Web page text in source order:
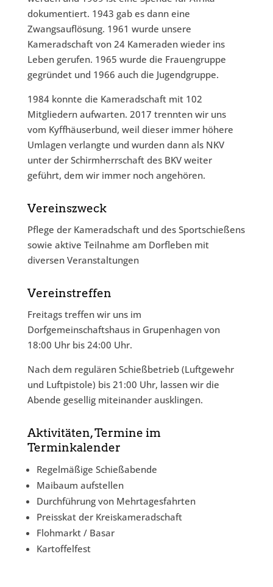
dokumentiert. 1943 gab es dann eine
Zwangsauflösung. 1961 wurde unsere
Kameradschaft von 24 Kameraden wieder ins
Leben gerufen. 1965 wurde die Frauengruppe
gegründet und 1966 auch die Jugendgruppe.
1984 konnte die Kameradschaft mit 102
Mitgliedern aufwarten. 2017 trennten wir uns
vom Kyffhäuserbund, weil dieser immer höhere
Umlagen verlangte und wurden dann als NKV
unter der Schirmherrschaft des BKV weiter
geführt, dem wir immer noch angehören.
Vereinszweck
Pflege der Kameradschaft und des Sportschießens
sowie aktive Teilnahme am Dorfleben mit
diversen Veranstaltungen
Vereinstreffen
Freitags treffen wir uns im
Dorfgemeinschaftshaus in Grupenhagen von
18:00 Uhr bis 24:00 Uhr.
Nach dem regulären Schießbetrieb (Luftgewehr
und Luftpistole) bis 21:00 Uhr, lassen wir die
Abende gesellig miteinander ausklingen.
Aktivitäten, Termine im
Terminkalender
Regelmäßige Schießabende
Maibaum aufstellen
Durchführung von Mehrtagesfahrten
Preisskat der Kreiskameradschaft
Flohmarkt / Basar
Kartoffelfest